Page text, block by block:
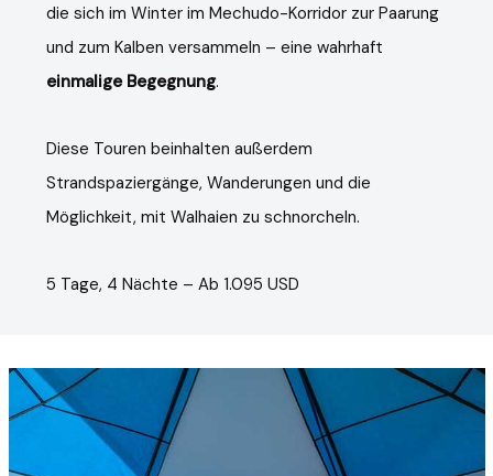
die sich im Winter im Mechudo-Korridor zur Paarung
und zum Kalben versammeln – eine wahrhaft
einmalige Begegnung.
Diese Touren beinhalten außerdem
Strandspaziergänge, Wanderungen und die
Möglichkeit, mit Walhaien zu schnorcheln.
5 Tage, 4 Nächte – Ab 1.095 USD